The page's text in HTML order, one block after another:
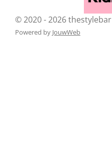
© 2020 - 2026 thestylebar
Powered by JouwWeb